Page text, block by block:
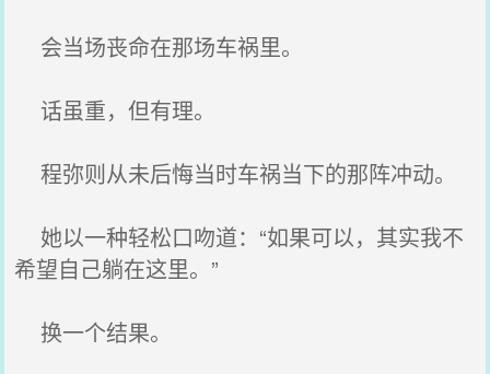
会当场丧命在那场车祸里。
话虽重，但有理。
程弥则从未后悔当时车祸当下的那阵冲动。
她以一种轻松口吻道：“如果可以，其实我不
希望自己躺在这里。”
换一个结果。